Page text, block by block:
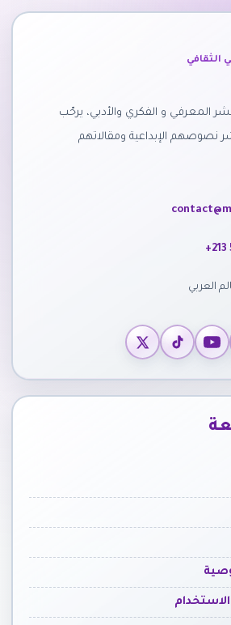
الثقافي
المعرفي و الفكري والأدبي، يرحّب
نصوصهم الإبداعية ومقالاتهم
+213
العربي